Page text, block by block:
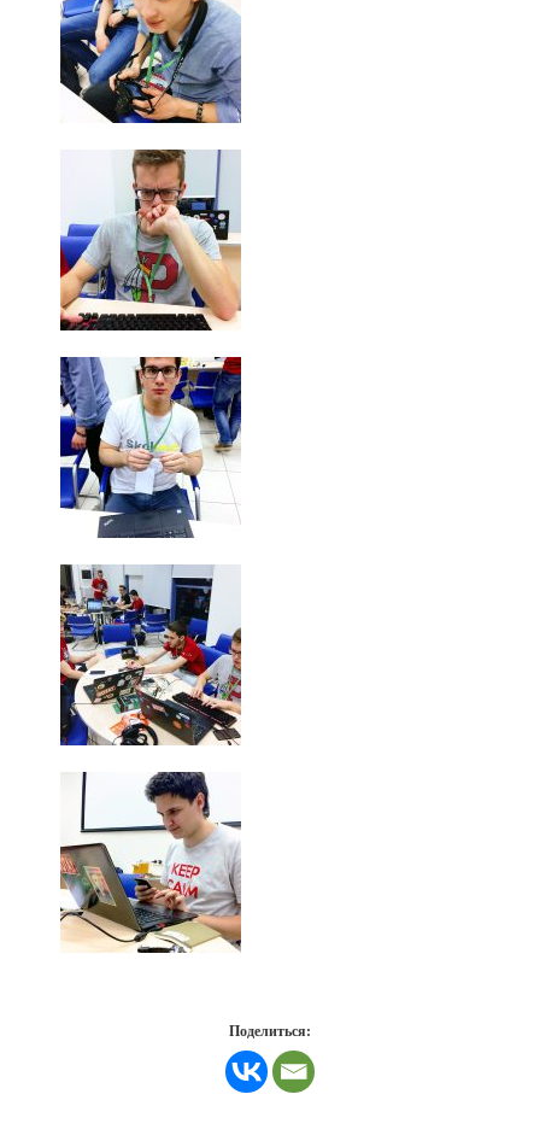
Поделиться: